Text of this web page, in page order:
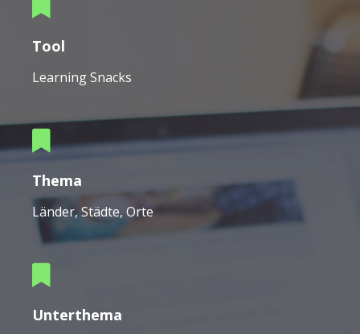
Tool
Learning Snacks
Thema
Länder, Städte, Orte
Unterthema